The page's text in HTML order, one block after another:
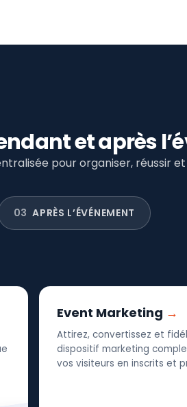
et après
pour organiser, réussir
03 APRÈS L’ÉVÉNEMENT
Event Marketing
Attirez, convertissez et
dispositif marketing
vos visiteurs en inscrits et